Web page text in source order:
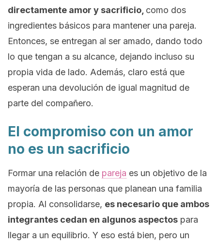
directamente amor y sacrificio, como dos
ingredientes básicos para mantener una pareja.
Entonces, se entregan al ser amado, dando todo
lo que tengan a su alcance, dejando incluso su
propia vida de lado. Además, claro está que
esperan una devolución de igual magnitud de
parte del compañero.
El compromiso con un amor
no es un sacrificio
Formar una relación de pareja es un objetivo de la
mayoría de las personas que planean una familia
propia. Al consolidarse, es necesario que ambos
integrantes cedan en algunos aspectos para
llegar a un equilibrio. Y eso está bien, pero un